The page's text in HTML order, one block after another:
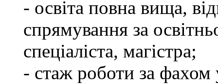
- освіта повна вища,
спрямування за
спеціаліста, магістра;
- стаж роботи за фахом